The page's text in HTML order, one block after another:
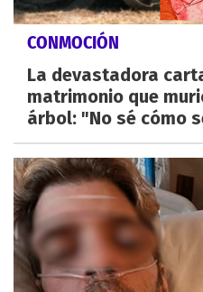
CONMOCIÓN
La devastadora
matrimonio que
árbol: "No sé cómo